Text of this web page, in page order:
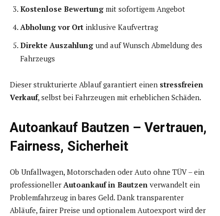
Kostenlose Bewertung mit sofortigem Angebot
Abholung vor Ort inklusive Kaufvertrag
Direkte Auszahlung und auf Wunsch Abmeldung des
Fahrzeugs
Dieser strukturierte Ablauf garantiert einen stressfreien
Verkauf, selbst bei Fahrzeugen mit erheblichen Schäden.
Autoankauf Bautzen – Vertrauen,
Fairness, Sicherheit
Ob Unfallwagen, Motorschaden oder Auto ohne TÜV – ein
professioneller Autoankauf in Bautzen verwandelt ein
Problemfahrzeug in bares Geld. Dank transparenter
Abläufe, fairer Preise und optionalem Autoexport wird der